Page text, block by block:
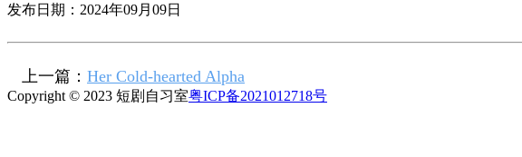
发布日期：2024年09月09日
上一篇： Her Cold-hearted Alpha
Copyright © 2023 短剧自习室粤ICP备2021012718号